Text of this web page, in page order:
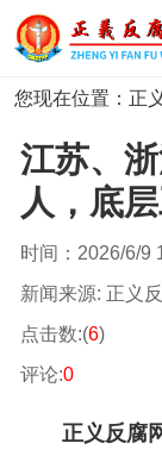
您现在位置： 正
江苏、
人，底
时间：2026/6/9
新闻来源: 正义
点击数:(6)
评论:0
正义反腐